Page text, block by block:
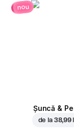
nou
Șuncă &
de la 38,99